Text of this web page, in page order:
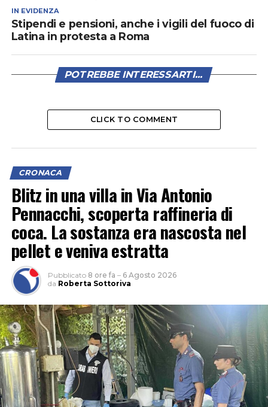
IN EVIDENZA
Stipendi e pensioni, anche i vigili del fuoco di
Latina in protesta a Roma
POTREBBE INTERESSARTI...
CLICK TO COMMENT
CRONACA
Blitz in una villa in Via Antonio
Pennacchi, scoperta raffineria di
coca. La sostanza era nascosta nel
pellet e veniva estratta
Pubblicato 8 ore fa – 6 Agosto 2026
da Roberta Sottoriva